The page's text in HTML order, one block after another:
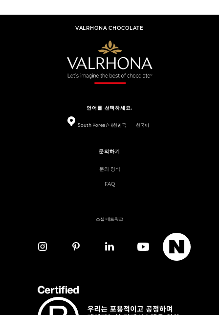
VALRHONA CHOCOLATE
언어를 선택하세요.
South Korea / 대한민국 한국어
문의하기
문의 양식
FAQ
소셜 네트워크